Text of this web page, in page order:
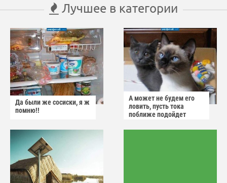
Лучшее в категории
Да были же сосиски, я ж
помню!!
А может не будем его
ловить, пусть тока
поближе подойдет